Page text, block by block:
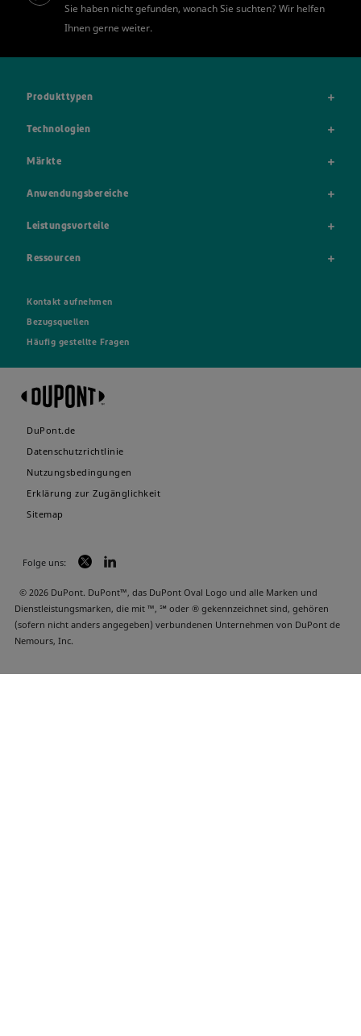
Sie haben nicht gefunden, wonach Sie suchten? Wir helfen
Ihnen gerne weiter.
Produkttypen
Technologien
Märkte
Anwendungsbereiche
Leistungsvorteile
Ressourcen
Kontakt aufnehmen
Bezugsquellen
Häufig gestellte Fragen
DuPont.de
Datenschutzrichtlinie
Nutzungsbedingungen
Erklärung zur Zugänglichkeit
Sitemap
Folge uns:
© 2026 DuPont. DuPont™, das DuPont Oval Logo und alle Marken und
Dienstleistungsmarken, die mit ™, ℠ oder ® gekennzeichnet sind, gehören
(sofern nicht anders angegeben) verbundenen Unternehmen von DuPont de
Nemours, Inc.